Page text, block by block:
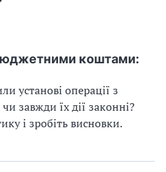
коштами:
установі операції з
завжди їх дії законні?
і зробіть висновки.